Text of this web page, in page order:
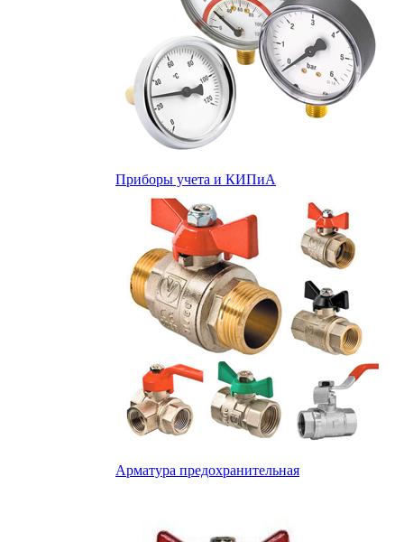
Приборы учета и КИПиА
Арматура предохранительная